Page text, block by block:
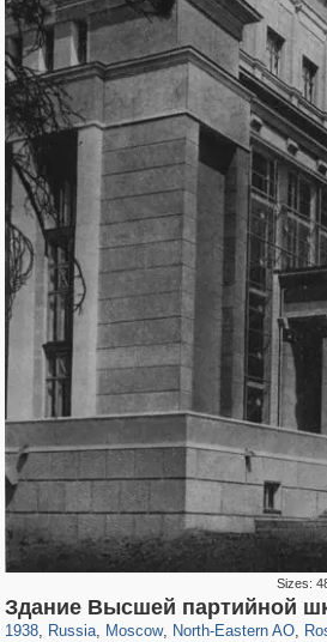
Sizes:
Здание Высшей партийной
1938, Russia
1,407,206 29,248
, Moscow
319,878 8,286
, North-Eastern AO
24,495 250
,
745